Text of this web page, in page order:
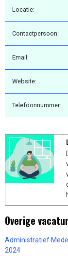
Locatie:
Contactpersoon:
Email:
Website:
Telefoonnummer:
Overige
Administratief
2024